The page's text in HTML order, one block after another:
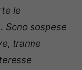
le
Sono sospese
tranne